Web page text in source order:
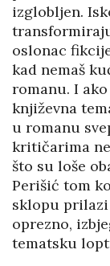
izglobljen.
oslonac
kad nemaš
romanu. I
književna
u romanu
kritičarima
što su loše
Perišić tom
sklopu
oprezno,
tematsku